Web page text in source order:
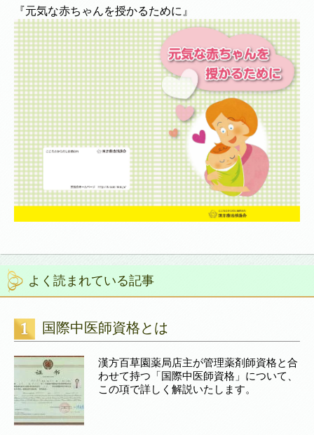
『元気な赤ちゃんを授かるために』
よく読まれている記事
国際中医師資格とは
漢方百草園薬局店主が管理薬剤師資格と合
わせて持つ「国際中医師資格」について、
この項で詳しく解説いたします。